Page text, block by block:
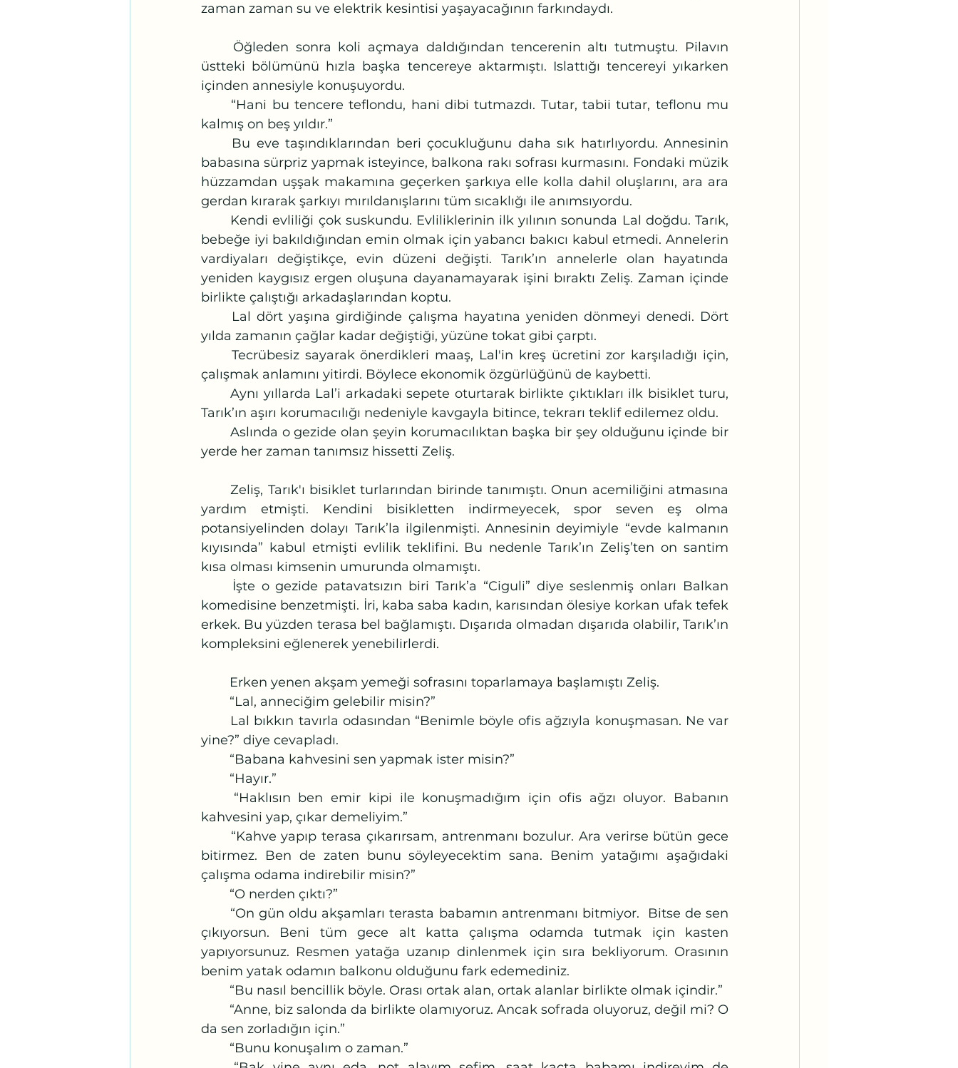
zaman zaman su ve elektrik kesintisi yaşayacağının farkındaydı.
üstteki bölümünü hızla başka tencereye aktarmıştı. Islattığı tencereyi yıkarken
içinden annesiyle konuşuyordu.
kalmış on beş yıldır.”
babasına sürpriz yapmak isteyince, balkona rakı sofrası kurmasını. Fondaki müzik
hüzzamdan uşşak makamına geçerken şarkıya elle kolla dahil oluşlarını, ara ara
gerdan kırarak şarkıyı mırıldanışlarını tüm sıcaklığı ile anımsıyordu.
bebeğe iyi bakıldığından emin olmak için yabancı bakıcı kabul etmedi. Annelerin
vardiyaları değiştikçe, evin düzeni değişti. Tarık’ın annelerle olan hayatında
yeniden kaygısız ergen oluşuna dayanamayarak işini bıraktı Zeliş. Zaman içinde
birlikte çalıştığı arkadaşlarından koptu.
yılda zamanın çağlar kadar değiştiği, yüzüne tokat gibi çarptı.
çalışmak anlamını yitirdi. Böylece ekonomik özgürlüğünü de kaybetti.
	Aynı yıllarda Lal’i arkadaki sepete oturtarak birlikte çıktıkları ilk bisiklet turu,
Tarık’ın aşırı korumacılığı nedeniyle kavgayla bitince, tekrarı teklif edilemez oldu.
yerde her zaman tanımsız hissetti Zeliş.
	Zeliş, Tarık'ı bisiklet turlarından birinde tanımıştı. Onun acemiliğini atmasına
yardım etmişti. Kendini bisikletten indirmeyecek, spor seven eş olma
potansiyelinden dolayı Tarık’la ilgilenmişti. Annesinin deyimiyle “evde kalmanın
kıyısında” kabul etmişti evlilik teklifini. Bu nedenle Tarık’ın Zeliş’ten on santim
kısa olması kimsenin umurunda olmamıştı.
komedisine benzetmişti. İri, kaba saba kadın, karısından ölesiye korkan ufak tefek
erkek. Bu yüzden terasa bel bağlamıştı. Dışarıda olmadan dışarıda olabilir, Tarık’ın
kompleksini eğlenerek yenebilirlerdi.
	Erken yenen akşam yemeği sofrasını toparlamaya başlamıştı Zeliş.
	“Lal, anneciğim gelebilir misin?”
yine?” diye cevapladı.
	“Babana kahvesini sen yapmak ister misin?”
	“Hayır.”
kahvesini yap, çıkar demeliyim.”
bitirmez. Ben de zaten bunu söyleyecektim sana. Benim yatağımı aşağıdaki
çalışma odama indirebilir misin?”
	“O nerden çıktı?”
çıkıyorsun. Beni tüm gece alt katta çalışma odamda tutmak için kasten
yapıyorsunuz. Resmen yatağa uzanıp dinlenmek için sıra bekliyorum. Orasının
benim yatak odamın balkonu olduğunu fark edemediniz.
	“Bu nasıl bencillik böyle. Orası ortak alan, ortak alanlar birlikte olmak içindir.”
da sen zorladığın için.”
	“Bunu konuşalım o zaman.”